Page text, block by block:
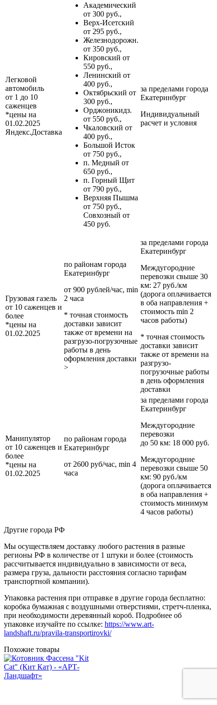
Легковой
автомобиль
от 1 до 10
саженцев
*цены на
01.02.2025
Яндекс.Доставка
Академический
от 300 руб.,
Верх-Исетский
от 295 руб.,
Железнодорожн.
от 350 руб.,
Кировский от
550 руб.,
Ленинский от
400 руб.,
Октябрьский от
300 руб.,
Орджоникидз.
от 550 руб.,
Чкаловский от
400 руб.,
Большой Исток
от 750 руб.,
п. Медный от
650 руб.,
п. Горный Щит
от 790 руб.,
Верхняя Пышма
от 750 руб.,
Совхозный от
450 руб.
за пределами города
Екатеринбург
Индивидуальный
расчет и условия
Грузовая газель
от 10 саженцев и
более
*цены на
01.02.2025
по районам города
Екатеринбург
от 900 рублей/час, min
2 часа
* точная стоимость
доставки зависит
также от времени на
разгрузо-погрузочные
работы в день
оформления доставки
>
за пределами города
Екатеринбург
Междугородние
перевозки свыше 30
км: 27 руб./км
(дорога оплачивается
в оба направления +
стоимость min 2
часов работы)
* точная стоимость
доставки зависит
также от времени на
разгрузо-
погрузочные работы
в день оформления
доставки
Манипулятор
от 10 саженцев и
более
*цены на
01.02.2025
по районам города
Екатеринбург
от 2600 руб/час, min 4
часа
за пределами города
Екатеринбург
Междугородние
перевозки
до 50 км: 18 000 руб.
Междугородние
перевозки свыше 50
км: 90 руб./км
(дорога оплачивается
в оба направления +
стоимость минимум
4 часов работы)
Другие города РФ
Мы осуществляем доставку любого растения в разные
регионы РФ в количестве от 1 штуки и более (стоимость
рассчитывается индивидуально в зависимости от веса,
размера груза, дальности расстояния согласно тарифам
транспортной компании).
Упаковка растения при отправке в другие города бесплатно:
коробка бумажная с воздушными отверстиями, стретч-пленка,
при необходимости деревянный короб. Подробнее об
упаковке изучайте по ссылке: https://www.art-
landshaft.ru/pravila-transportirovki/
Похожие товары